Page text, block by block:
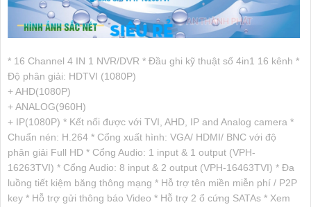
* 16 Channel 4 IN 1 NVR/DVR * Đầu ghi kỹ thuật số 4in1 16 kênh *
Độ phân giải: HDTVI (1080P)
+ AHD(1080P)
+ ANALOG(960H)
+ IP(1080P) * Kết nối được với TVI, AHD, IP and Analog camera *
Chuẩn nén: H.264 * Cổng xuất hình: VGA/ HDMI/ BNC với độ
phân giải Full HD * Cổng Audio: 1 input & 1 output (VPH-
16263TVI) * Cổng Audio: 8 input & 2 output (VPH-16463TVI) * Đa
luồng tiết kiệm băng thông mạng * Hỗ trợ tên miền miễn phí / P2P
key * Hỗ trợ gửi thông báo Video * Hỗ trợ 2 ổ cứng SATAs * Xem